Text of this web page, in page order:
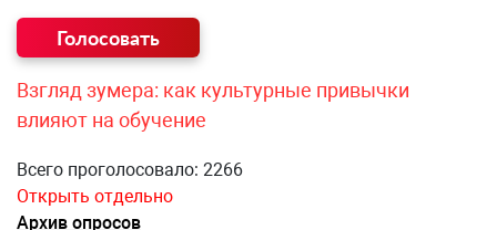
Взгляд зумера: как культурные привычки
влияют на обучение
Всего проголосовало: 2266
Открыть отдельно
Архив опросов